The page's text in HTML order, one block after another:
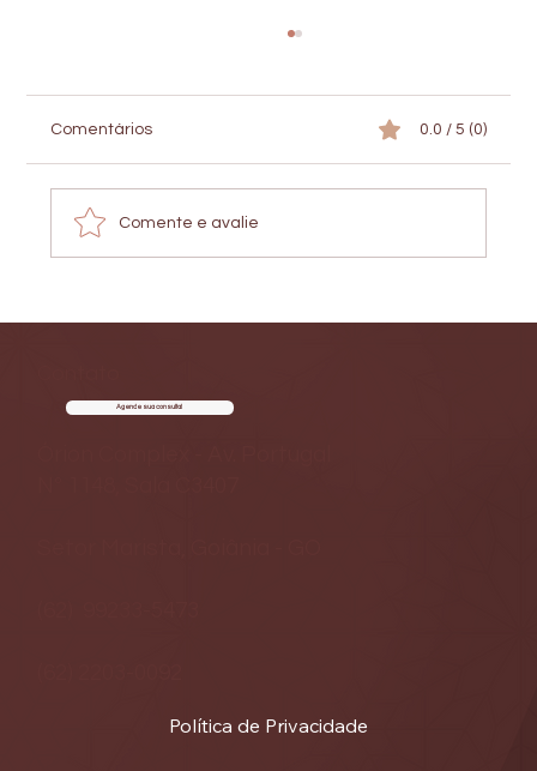
Comentários 0.0 / 5 (0)
Comente e avalie
Agende sua consulta!
Política de Privacidade